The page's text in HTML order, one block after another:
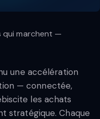
qui marchent —
une accélération
— connectée,
les achats
stratégique. Chaque